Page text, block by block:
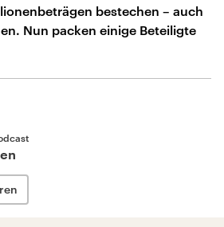
bestechen – auch
Nun packen einige Beteiligte